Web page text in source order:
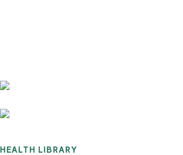
HEALTH LIBRARY